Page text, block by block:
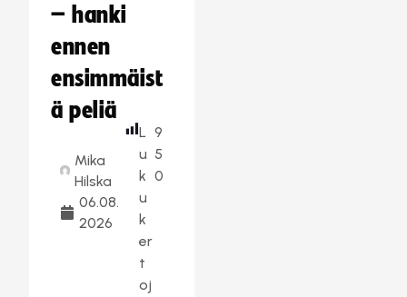
– hanki
ennen
ensimmäist
ä peliä
Mika
Hilska
06.08.
2026
L
u
k
u
k
er
t
oj
9
5
0